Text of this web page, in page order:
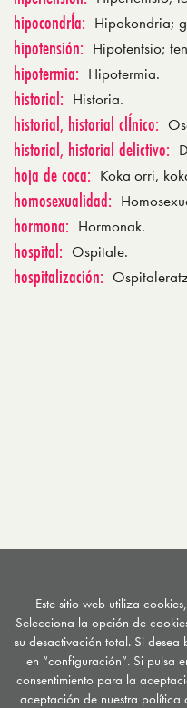
hipocondrÍa: Hipokondria;
hipotensión: Hipotentsio;
hipotermia: Hipotermia.
historial: Historia.
historial, historial clÍnico:
historial, historial delictivo:
hoja de coca: Koka orri,
homosexualidad:
hormona: Hormonak.
hospital: Ospitale.
hospitalización:
Este sitio web utiliza
Selecciona la opción de
su desactivación total. Si
en “configuración”. Si pulsa
consentimiento para la
aceptación de nuestra política